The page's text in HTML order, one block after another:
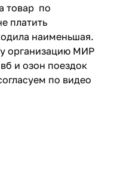
товар по
платить
наименьшая.
организацию МИР
и озон поездок
по видео